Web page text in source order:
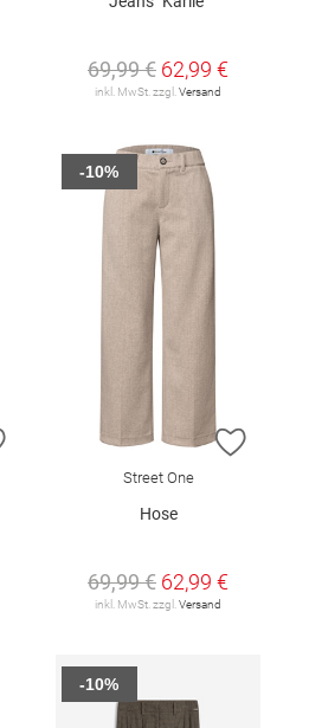
69,99 € 62,99 €
inkl. MwSt. zzgl.Versand
ZUR WUNSCHLISTE HINZUFÜGEN
ZUR
Street One
Hose
69,99 € 62,99 €
inkl. MwSt. zzgl.Versand
-10%
-10%